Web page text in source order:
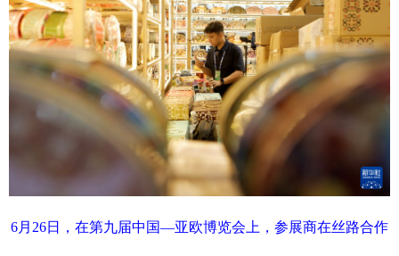
6月26日，在第九届中国—亚欧博览会上，参展商在丝路合作